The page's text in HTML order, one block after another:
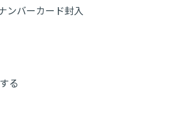
ンバーカード封入
る